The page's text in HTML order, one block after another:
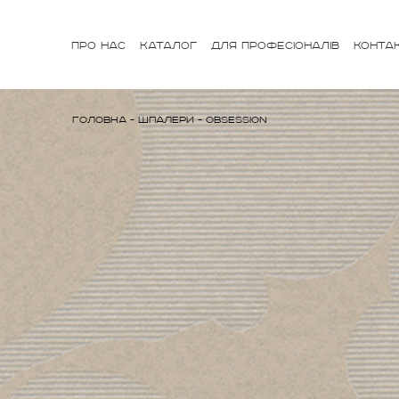
ПРО НАС КАТАЛОГ ДЛЯ ПРОФЕСІОНАЛІВ
Головна- Шпалери-Obsession